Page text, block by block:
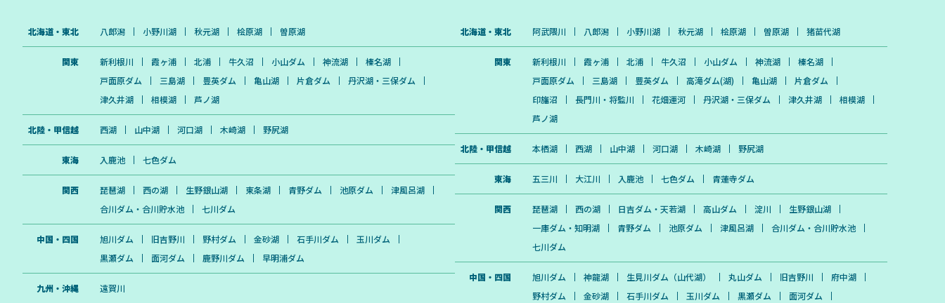
北海道・東北 八郎潟 小野川湖 秋元湖 桧原湖 曽原湖
関東 新利根川 霞ヶ浦 北浦 牛久沼 小山ダム 神流湖
榛名湖
戸面原ダム
三島湖 豊英ダム 亀山湖 片倉ダム
丹沢湖・三保ダム
津久井湖
相模湖 芦ノ湖
北陸・甲信越 西湖 山中湖 河口湖 木崎湖 野尻湖
東海 入鹿池 七色ダム
関西 琵琶湖 西の湖 生野銀山湖 東条湖 青野ダム 池原ダム
津風呂湖
合川ダム・合川貯水池
七川ダム
中国・四国 旭川ダム 旧吉野川 野村ダム 金砂湖 石手川ダム
玉川ダム
黒瀬ダム
面河ダム 鹿野川ダム 早明浦ダム
九州・沖縄 遠賀川
北海道・東北 阿武隈川 八郎潟 小野川湖 秋元湖 桧原湖 曽原湖 猪苗代湖
関東 新利根川 霞ヶ浦 北浦 牛久沼 小山ダム 神流湖
榛名湖
戸面原ダム
三島湖 豊英ダム 高滝ダム(湖) 亀山湖
片倉ダム
印旛沼
長門川・将監川 花畑運河 丹沢湖・三保ダム 津久井湖
相模湖
芦ノ湖
北陸・甲信越 本栖湖 西湖 山中湖 河口湖 木崎湖 野尻湖
東海 五三川 大江川 入鹿池 七色ダム 青蓮寺ダム
関西 琵琶湖 西の湖 日吉ダム・天若湖 高山ダム 淀川
生野銀山湖
一庫ダム・知明湖
青野ダム 池原ダム 津風呂湖
合川ダム・合川貯水池
七川ダム
中国・四国 旭川ダム 神龍湖 生見川ダム（山代湖） 丸山ダム 旧吉野川
府中湖
野村ダム
金砂湖 石手川ダム 玉川ダム 黒瀬ダム
面河ダム